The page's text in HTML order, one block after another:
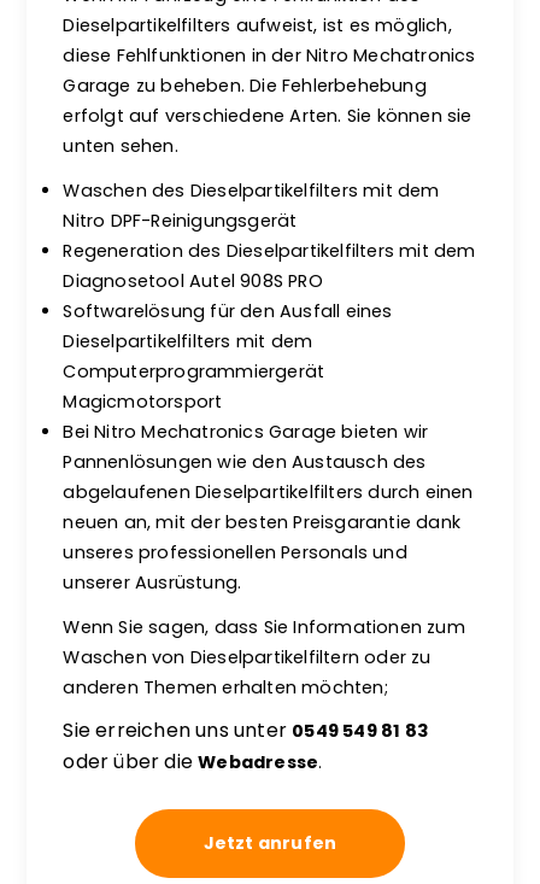
Dieselpartikelfilters aufweist, ist es möglich,
diese Fehlfunktionen in der Nitro Mechatronics
Garage zu beheben. Die Fehlerbehebung
erfolgt auf verschiedene Arten. Sie können sie
unten sehen.
Waschen des Dieselpartikelfilters mit dem
Nitro DPF-Reinigungsgerät
Regeneration des Dieselpartikelfilters mit dem
Diagnosetool Autel 908S PRO
Softwarelösung für den Ausfall eines
Dieselpartikelfilters mit dem
Computerprogrammiergerät
Magicmotorsport
Bei Nitro Mechatronics Garage bieten wir
Pannenlösungen wie den Austausch des
abgelaufenen Dieselpartikelfilters durch einen
neuen an, mit der besten Preisgarantie dank
unseres professionellen Personals und
unserer Ausrüstung.
Wenn Sie sagen, dass Sie Informationen zum
Waschen von Dieselpartikelfiltern oder zu
anderen Themen erhalten möchten;
Sie erreichen uns unter 0549 549 81 83
oder über dieWebadresse.
Jetzt anrufen